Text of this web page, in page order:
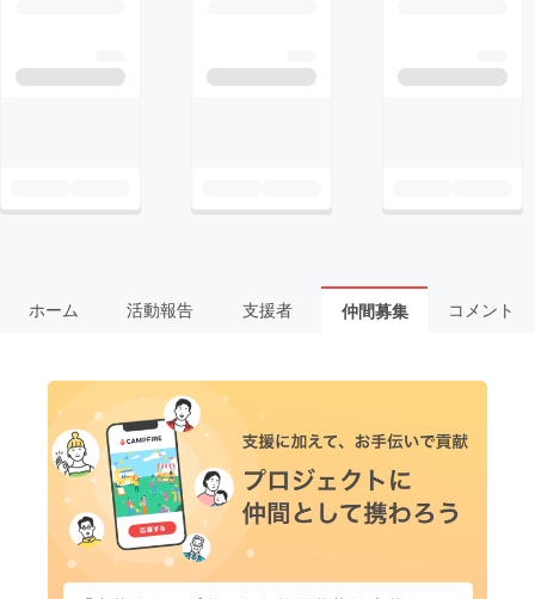
ホーム 活動報告 支援者 仲間募集 コメント